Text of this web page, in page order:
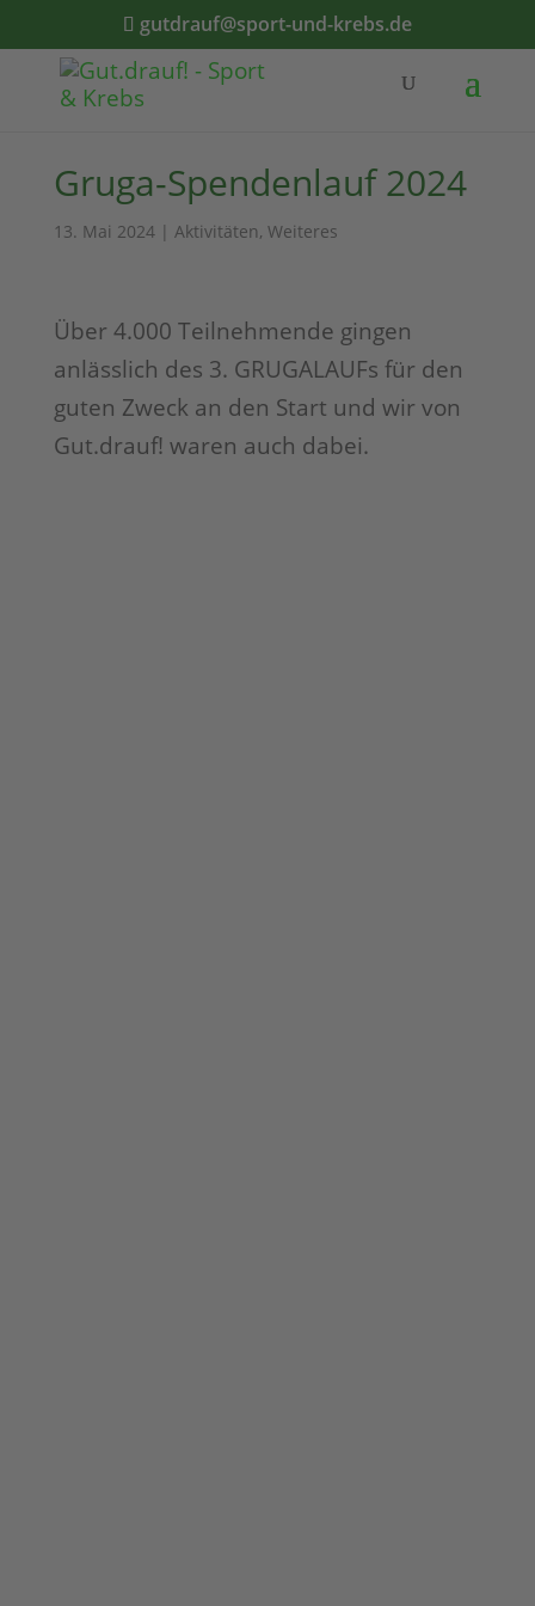
gutdrauf@sport-und-krebs.de
Gruga-Spendenlauf 2024
13. Mai 2024| Aktivitäten, Weiteres
Über 4.000 Teilnehmende gingen
anlässlich des 3. GRUGALAUFs für den
guten Zweck an den Start und wir von
Gut.drauf! waren auch dabei.